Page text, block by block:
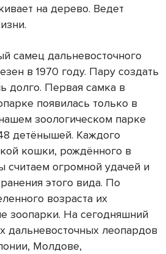
на дерево. Ведет
самец дальневосточного
в 1970 году. Пару создать
долго. Первая самка в
появилась только в
зоологическом парке
детёнышей. Каждого
кошки, рождённого в
считаем огромной удачей и
этого вида. По
возраста их
зоопарки. На сегодняшний
дальневосточных леопардов
Молдове,